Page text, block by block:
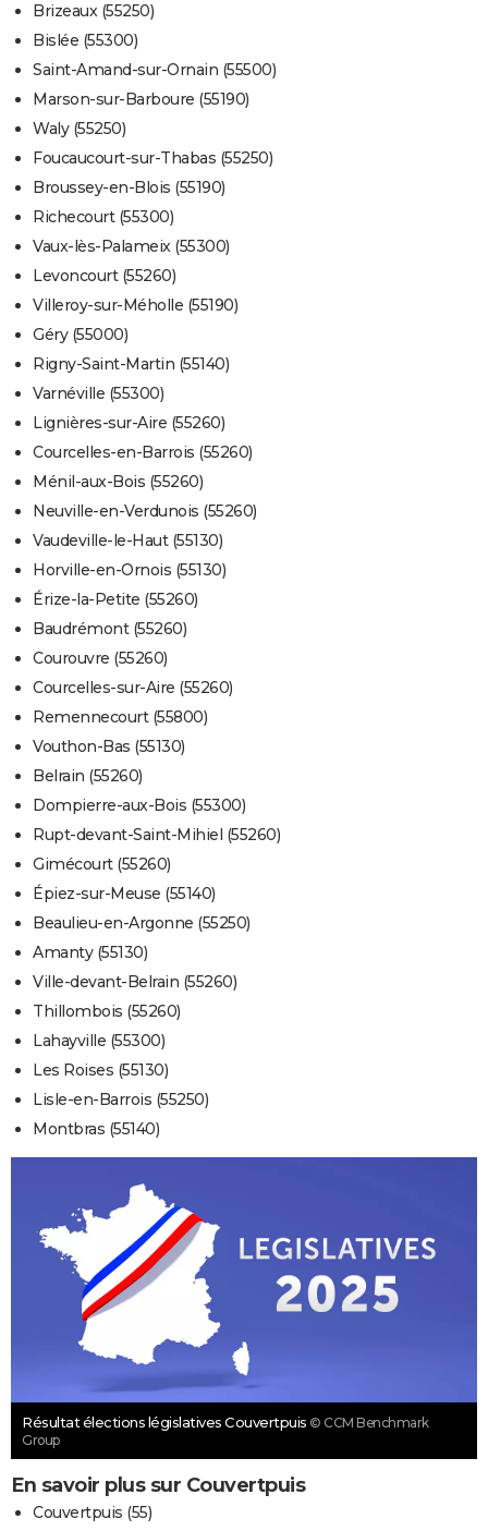
Brizeaux (55250)
Bislée (55300)
Saint-Amand-sur-Ornain (55500)
Marson-sur-Barboure (55190)
Waly (55250)
Foucaucourt-sur-Thabas (55250)
Broussey-en-Blois (55190)
Richecourt (55300)
Vaux-lès-Palameix (55300)
Levoncourt (55260)
Villeroy-sur-Méholle (55190)
Géry (55000)
Rigny-Saint-Martin (55140)
Varnéville (55300)
Lignières-sur-Aire (55260)
Courcelles-en-Barrois (55260)
Ménil-aux-Bois (55260)
Neuville-en-Verdunois (55260)
Vaudeville-le-Haut (55130)
Horville-en-Ornois (55130)
Érize-la-Petite (55260)
Baudrémont (55260)
Courouvre (55260)
Courcelles-sur-Aire (55260)
Remennecourt (55800)
Vouthon-Bas (55130)
Belrain (55260)
Dompierre-aux-Bois (55300)
Rupt-devant-Saint-Mihiel (55260)
Gimécourt (55260)
Épiez-sur-Meuse (55140)
Beaulieu-en-Argonne (55250)
Amanty (55130)
Ville-devant-Belrain (55260)
Thillombois (55260)
Lahayville (55300)
Les Roises (55130)
Lisle-en-Barrois (55250)
Montbras (55140)
Résultat élections législatives Couvertpuis © CCM Benchmark
Group
En savoir plus sur Couvertpuis
Couvertpuis (55)